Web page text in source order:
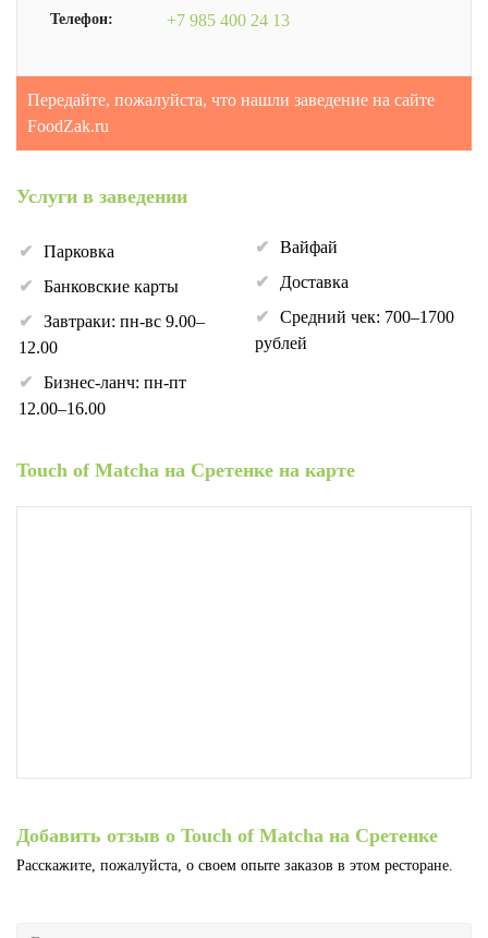
Телефон: +7 985 400 24 13
Передайте, пожалуйста, что нашли заведение на сайте
FoodZak.ru
Услуги в заведении
Парковка
Банковские карты
Завтраки: пн-вс 9.00–
12.00
Бизнес-ланч: пн-пт
12.00–16.00
Вайфай
Доставка
Средний чек: 700–1700
рублей
Touch of Matcha на Сретенке на карте
Добавить отзыв о Touch of Matcha на Сретенке
Расскажите, пожалуйста, о своем опыте заказов в этом ресторане.